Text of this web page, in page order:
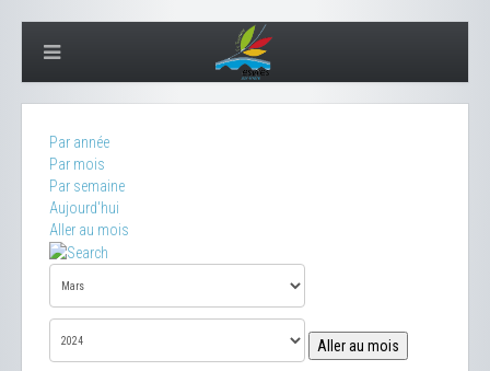
Par année
Par mois
Par semaine
Aujourd'hui
Aller au mois
Aller au mois